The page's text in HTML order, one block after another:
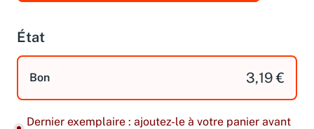
État
Bon 3,19 €
Dernier exemplaire : ajoutez-le à votre panier avant